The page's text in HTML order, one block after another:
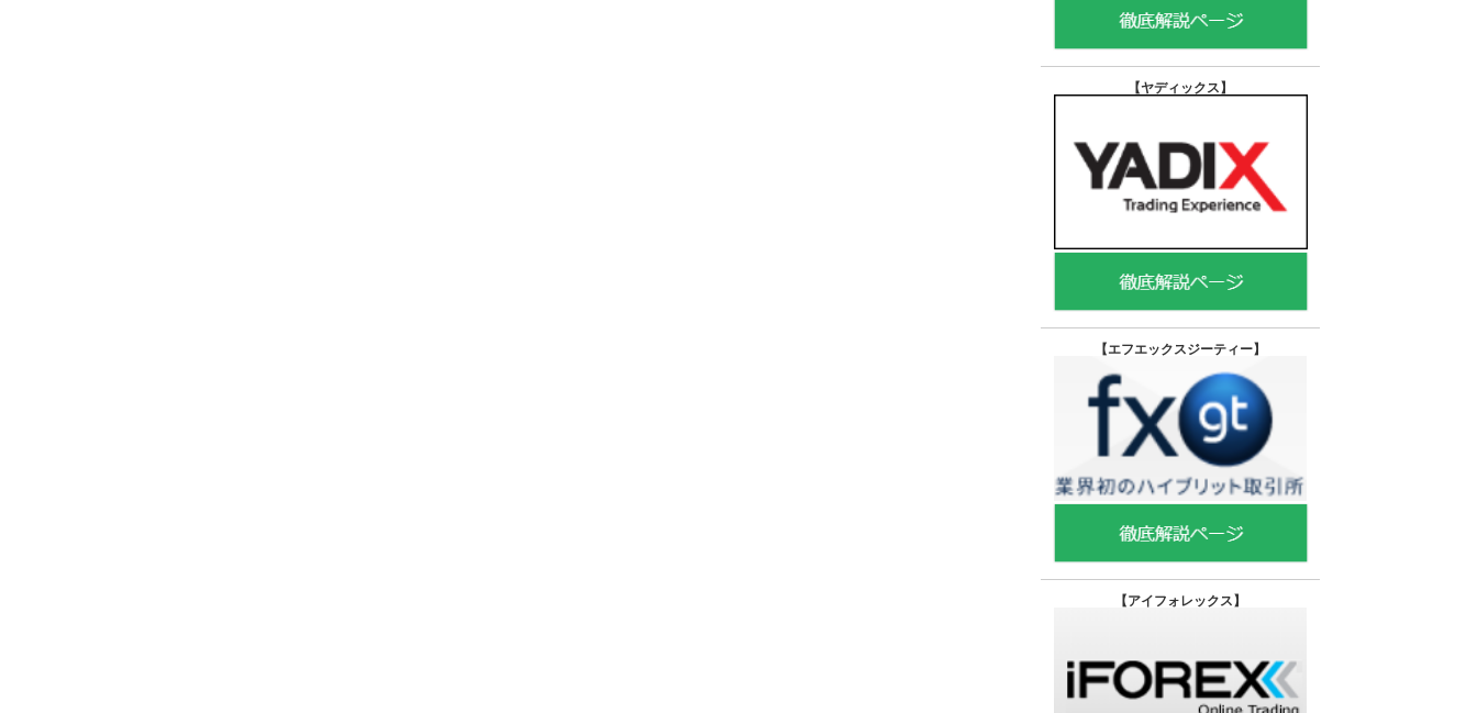
【ヤディックス 】
【エフエックスジーティー】
【アイフォレックス】